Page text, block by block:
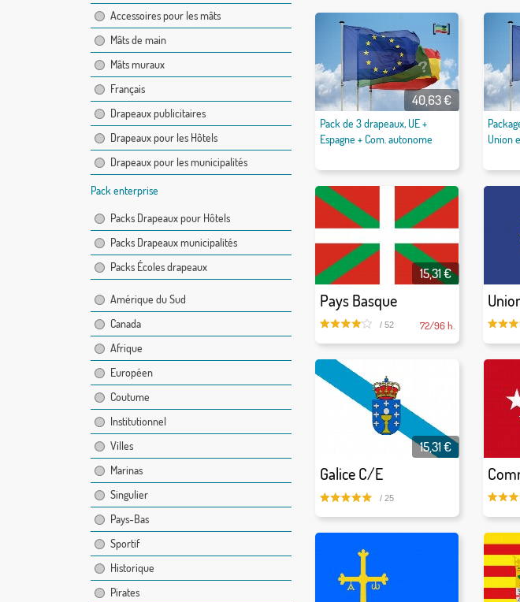
Accessoires pour les mâts
Mâts de main
Mâts muraux
Français
Drapeaux publicitaires
Drapeaux pour les Hôtels
Drapeaux pour les municipalités
Pack enterprise
Packs Drapeaux pour Hôtels
Packs Drapeaux municipalités
Packs Écoles drapeaux
Amérique du Sud
Canada
Afrique
Européen
Coutume
Institutionnel
Villes
Marinas
Singulier
Pays-Bas
Sportif
Historique
Pirates
Pack de 3 drapeaux, UE +
Espagne + Com. autonome
40,63 €
Union
Pays Basque
15,31 €
/ 52 72/96 h.
Galice C/E
15,31 €
/ 25